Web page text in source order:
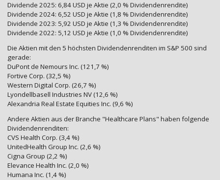
Dividende 2025: 6,84 USD je Aktie (2,0 % Dividendenrendite)
Dividende 2024: 6,52 USD je Aktie (1,8 % Dividendenrendite)
Dividende 2023: 5,92 USD je Aktie (1,3 % Dividendenrendite)
Dividende 2022: 5,12 USD je Aktie (1,0 % Dividendenrendite)
Die Aktien mit den 5 höchsten Dividendenrenditen im S&P 500 sind
gerade:
DuPont de Nemours Inc. (121,7 %)
Fortive Corp. (32,5 %)
Western Digital Corp. (26,7 %)
Lyondellbasell Industries NV (12,6 %)
Alexandria Real Estate Equities Inc. (9,6 %)
Andere Aktien aus der Branche "Healthcare Plans" haben folgende
Dividendenrenditen:
CVS Health Corp. (3,4 %)
UnitedHealth Group Inc. (2,6 %)
Cigna Group (2,2 %)
Elevance Health Inc. (2,0 %)
Humana Inc. (1,4 %)